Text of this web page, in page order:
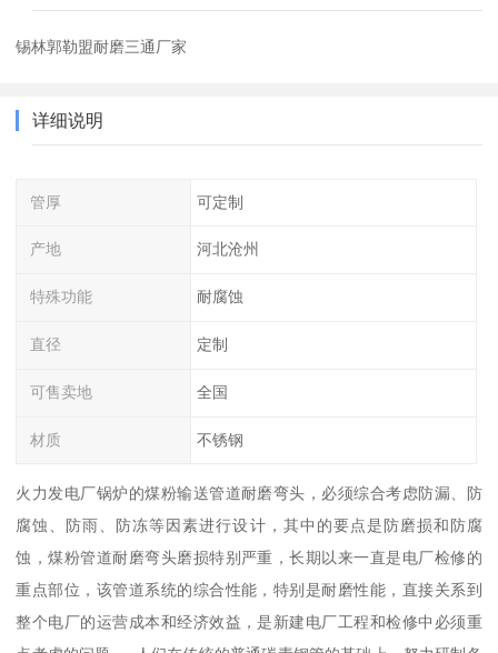
锡林郭勒盟耐磨三通厂家
详细说明
管厚 可定制
产地 河北沧州
特殊功能 耐腐蚀
直径 定制
可售卖地 全国
材质 不锈钢
火力发电厂锅炉的煤粉输送管道耐磨弯头，必须综合考虑防漏、防
腐蚀、防雨、防冻等因素进行设计，其中的要点是防磨损和防腐
蚀，煤粉管道耐磨弯头磨损特别严重，长期以来一直是电厂检修的
重点部位，该管道系统的综合性能，特别是耐磨性能，直接关系到
整个电厂的运营成本和经济效益，是新建电厂工程和检修中必须重